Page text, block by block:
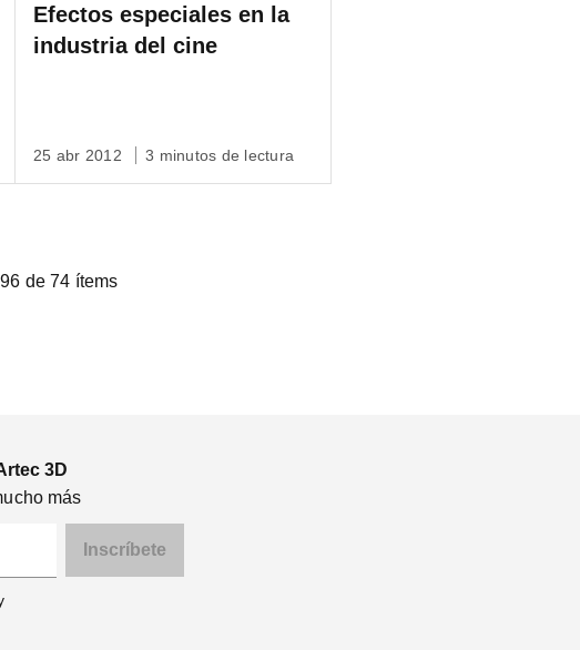
Efectos especiales en la
industria del cine
25 abr 2012 3 minutos de lectura
de 74 ítems
3D
más